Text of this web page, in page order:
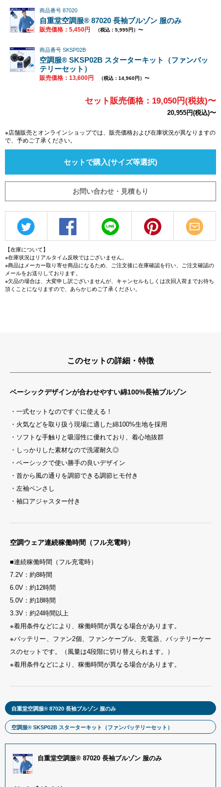
商品番号 87020
自重堂空調服® 87020 長袖ブルゾン 服のみ
販売価格：5,450円 （税込：5,995円）〜
商品番号 SKSP02B
空調服® SKSP02B スターターキット（ファンバッ
テリーセット）
販売価格：13,600円 （税込：14,960円）〜
セット販売価格：19,050円(税抜)〜
20,955円(税込)〜
※店舗販売とオンラインショップでは、販売価格および在庫状況が異なりますの
で、予めご了承ください。
セットで購入(サイズ等選択)
お問い合わせ・見積もり
【在庫について】
※在庫状況はリアルタイム反映ではございません。
※商品はメーカー取り寄せ商品になるため、ご注文後に在庫確認を行い、ご注文確認の
メールをお送りしております。
※欠品の場合は、大変申し訳ございませんが、キャンセルもしくは次回入荷までお待ち
頂くことになりますので、あらかじめご了承ください。
このセットの詳細・特徴
ベーシックデザインが合わせやすい綿100%長袖ブルゾン
・一式セットなのですぐに使える！
・火気などを取り扱う現場に適した綿100%生地を採用
・ソフトな手触りと吸湿性に優れており、着心地抜群
・しっかりした素材なので洗濯耐久◎
・ベーシックで使い勝手の良いデザイン
・首から風の通りを調節できる調節ヒモ付き
・左袖ペンさし
・袖口アジャスター付き
空調ウェア連続稼働時間（フル充電時）
■連続稼働時間（フル充電時）
7.2V：約8時間
6.0V：約12時間
5.0V：約18時間
3.3V：約24時間以上
※着用条件などにより、稼働時間が異なる場合があります。
※バッテリー、ファン2個、ファンケーブル、充電器、バッテリーケー
スのセットです。（風量は4段階に切り替えられます。）
※着用条件などにより、稼働時間が異なる場合があります。
自重堂空調服® 87020 長袖ブルゾン 服のみ
空調服® SKSP02B スターターキット（ファンバッテリーセット）
自重堂空調服® 87020 長袖ブルゾン 服のみ